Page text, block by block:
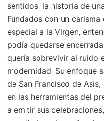
sentidos, la historia de
Fundados con un
especial a la Virgen,
podía quedarse
quería sobrevivir al ruido
modernidad. Su enfoque
de San Francisco de
en las herramientas del
a emitir sus